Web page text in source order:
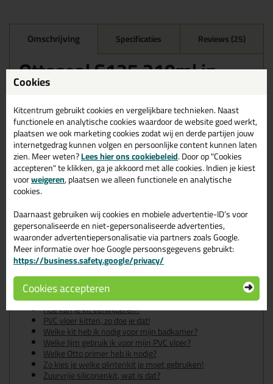
Omschrijving Specificaties Reviews (25)
Ottoseal S125 310ml in
Betongrijs C6216
Ottoseal S125 310ml in de kleur Betongrijs C6216 is te gebruiken
voor verschillende toepassingen. Een duurzame en veelzijdige kit
welke makkelijk te verwerken is. Perfect als je een bijpassende
kleur zoekt met gegarandeerd een topresultaat. Bestel de
Ottoseal S125 310ml in kleur Betongrijs C6216 vandaag nog! Op
voorraad en op werkdagen besteld = morgen in huis.
Wil je meer weten over de toepassing en kenmerken van dit
Tips & tricks voor Ottoseal S125
310ml
In de volgende blogs wordt dit product gebruikt:
De badkamer kitten? Lees hier hoe!
Gietvloer kitten, zo doe je dat!
Hoe kan je een (kunststof) binnenkozijn afkitten?
Hoe kan je kit verwijderen?
PVC vloer kitten, zo doe je dat!
Welke kit heb ik nodig voor mijn badkamer?
Welke lijm gebruik ik voor mijn PVC vloer?
Welke Otto primer heb ik nodig?
Zo kies je welke plintenkit je moet gebruiken!
Zuurvrije siliconenkit, wat is dat?
Cookies
Kitcentrum gebruikt cookies en vergelijkbare technieken. Naast
functionele en analytische cookies waardoor de website goed werkt,
plaatsen we ook marketing cookies zodat wij en derde partijen jouw
internetgedrag kunnen volgen en persoonlijke content kunnen laten
zien. Meer weten?Lees hier ons cookiebeleid. Door op "Cookies
accepteren" te klikken, ga je akkoord met alle cookies. Indien je kiest
voorweigeren, plaatsen we alleen functionele en analytische
cookies.
Daarnaast gebruiken wij cookies en mobiele advertentie-ID’s voor
gepersonaliseerde en niet-gepersonaliseerde advertenties,
waaronder advertentiepersonalisatie via partners zoals Google.
Meer informatie over hoe Google persoonsgegevens gebruikt:
https://business.safety.google/privacy/
Cookies accepteren